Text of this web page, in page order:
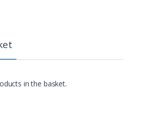
in the basket.